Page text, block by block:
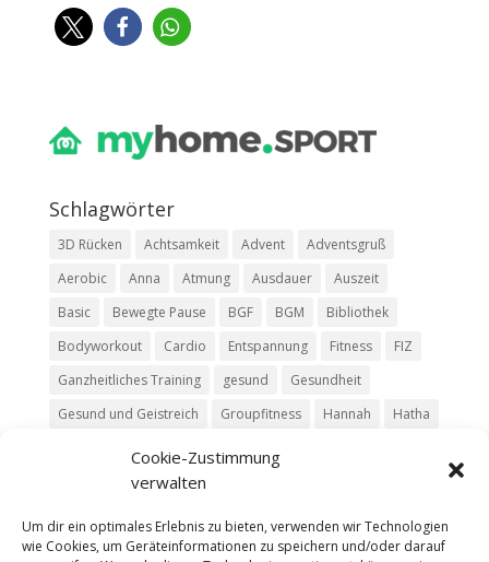
Cookie-Zustimmung
verwalten
Um dir ein optimales Erlebnis zu bieten, verwenden wir Technologien
wie Cookies, um Geräteinformationen zu speichern und/oder darauf
Schlag­wör­ter
3D Rücken Achtsamkeit Advent
Adventsgruß
Aerobic
Anna Atmung Ausdauer
Auszeit
Basic
Bewegte Pause BGF BGM
Bibliothek
Bodyworkout
Cardio Entspannung Fitness
FIZ
Ganzheitliches Training
gesund
Gesundheit
Gesund und Geistreich
Groupfitness Hannah
Hatha
Move Pause
Vinyasa
Yoga